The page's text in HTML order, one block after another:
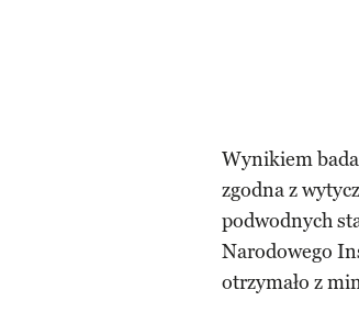
Wynikiem
zgodna z
podwodnych
Narodowego
otrzymało z